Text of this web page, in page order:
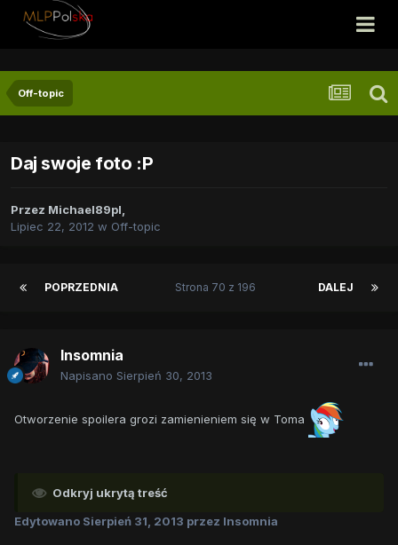
Off-topic
Daj swoje foto :P
Przez Michael89pl,
Lipiec 22, 2012 w Off-topic
POPRZEDNIA DALEJ
Strona 70 z 196
Insomnia
Napisano Sierpień 30, 2013
Otworzenie spoilera grozi zamienieniem się w Toma
Odkryj ukrytą treść
Edytowano Sierpień 31, 2013 przez Insomnia